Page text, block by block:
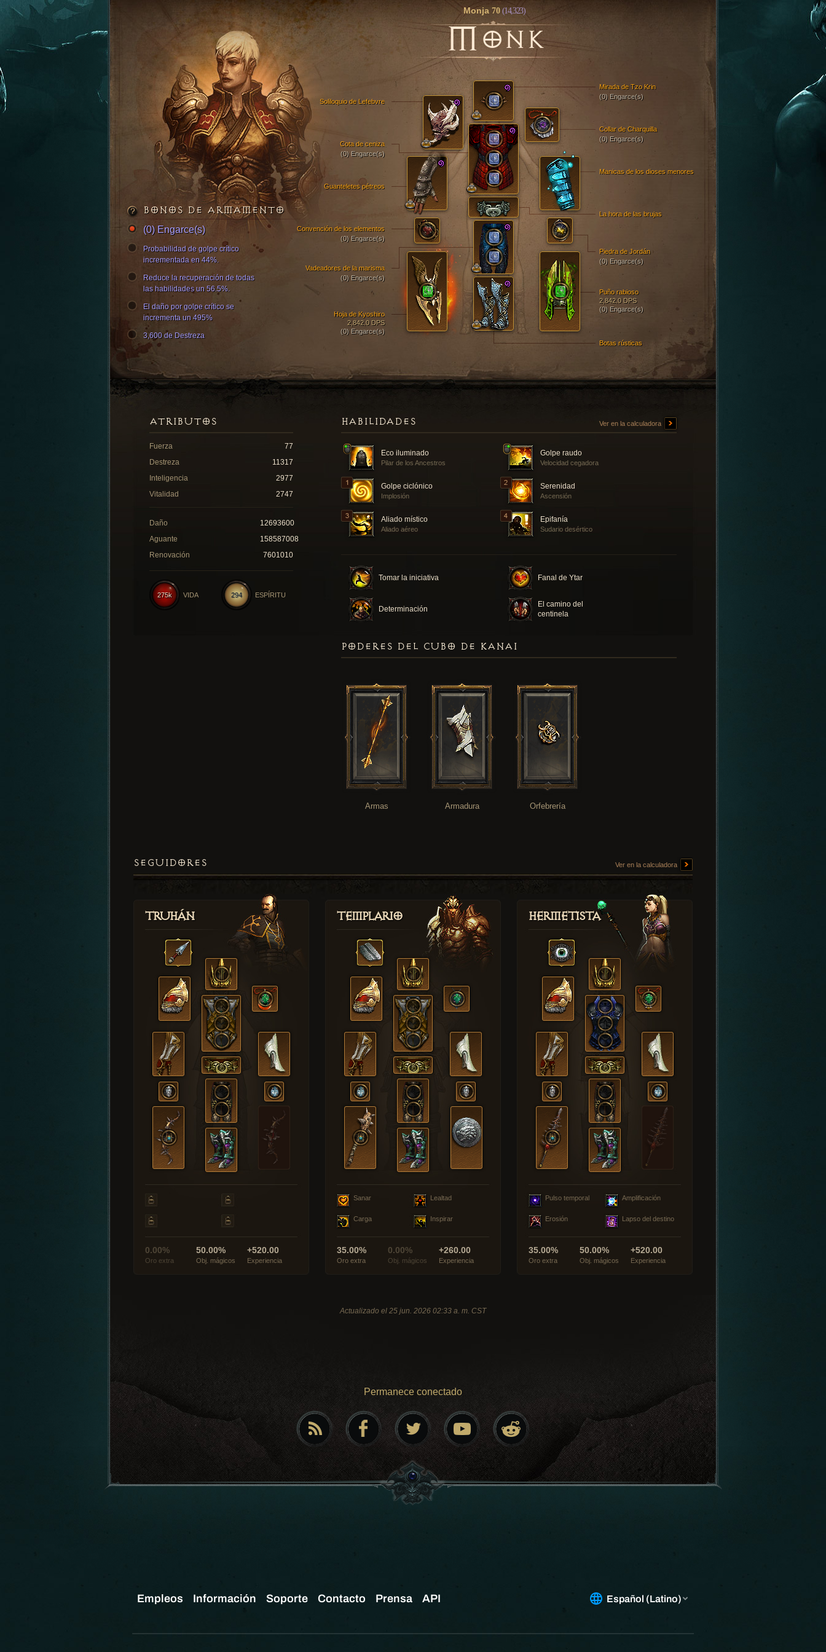
Monja70 (14,323)
MONK
Mirada de Tzo Krin
(0) Engarce(s)
Cota de ceniza
(0) Engarce(s)
Botas rústicas
Guanteletes pétreos
Soliloquio de Lefebvre
Vadeadores de la marisma
(0) Engarce(s)
Manicas de los dioses menores
Hoja de Kyoshiro
2,842.0 DPS
(0) Engarce(s)
Puño rabioso
2,842.0 DPS
(0) Engarce(s)
La hora de las brujas
Piedra de Jordán
(0) Engarce(s)
Convención de los elementos
(0) Engarce(s)
Collar de Charquilla
(0) Engarce(s)
BONOS DE ARMAMENTO
(0) Engarce(s)
Probabilidad de golpe crítico
incrementada en 44%.
Reduce la recuperación de todas
las habilidades un 56.5%.
El daño por golpe crítico se
incrementa un 495%
3,600 de Destreza
HABILIDADES Ver en la calculadora
Eco iluminado
Pilar de los Ancestros
Golpe raudo
Velocidad cegadora
Golpe ciclónico
Implosión
Serenidad
Ascensión
Aliado místico
Aliado aéreo
Epifanía
Sudario desértico
Tomar la iniciativa Fanal de Ytar
Determinación
El camino del
centinela
ATRIBUTOS
Fuerza
77
Destreza
11317
Inteligencia
2977
Vitalidad
2747
Daño
12693600
Aguante
158587008
Renovación
7601010
294 ESPÍRITU
275k VIDA
PODERES DEL CUBO DE KANAI
Armas Armadura Orfebrería
SEGUIDORES Ver en la calculadora
Truhán
0.00%
Oro extra
50.00%
Obj. mágicos
+520.00
Experiencia
Templario
Sanar Lealtad
Carga Inspirar
35.00%
Oro extra
0.00%
Obj. mágicos
+260.00
Experiencia
Hermetista
Pulso temporal Amplificación
Erosión Lapso del destino
35.00%
Oro extra
50.00%
Obj. mágicos
+520.00
Experiencia
Actualizado el 25 jun. 2026 02:33 a. m. CST
Permanece conectado